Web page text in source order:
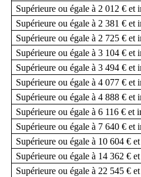
Supérieure ou égale à 2 012 € et
Supérieure ou égale à 2 381 € et
Supérieure ou égale à 2 725 € et
Supérieure ou égale à 3 104 € et
Supérieure ou égale à 3 494 € et
Supérieure ou égale à 4 077 € et
Supérieure ou égale à 4 888 € et
Supérieure ou égale à 6 116 € et
Supérieure ou égale à 7 640 € et
Supérieure ou égale à 10 604 €
Supérieure ou égale à 14 362 €
Supérieure ou égale à 22 545 €